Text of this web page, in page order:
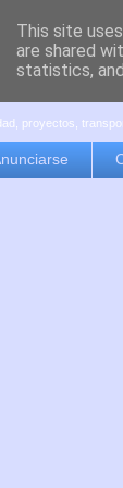
proyectos,
This site
are shared
statistics,